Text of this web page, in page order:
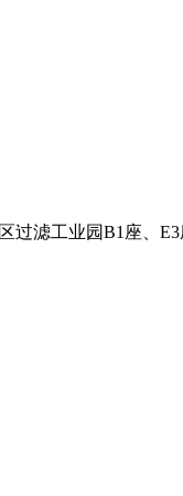
过滤工业园B1座、E3